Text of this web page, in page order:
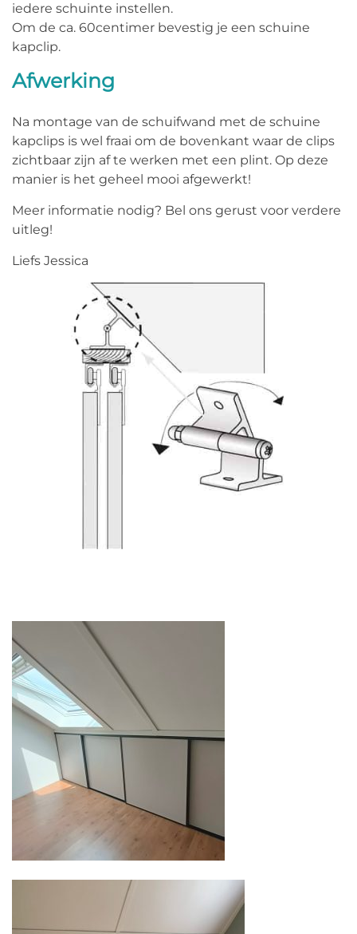
iedere schuinte instellen.
Om de ca. 60centimer bevestig je een schuine
kapclip.
Afwerking
Na montage van de schuifwand met de schuine
kapclips is wel fraai om de bovenkant waar de clips
zichtbaar zijn af te werken met een plint. Op deze
manier is het geheel mooi afgewerkt!
Meer informatie nodig? Bel ons gerust voor verdere
uitleg!
Liefs Jessica